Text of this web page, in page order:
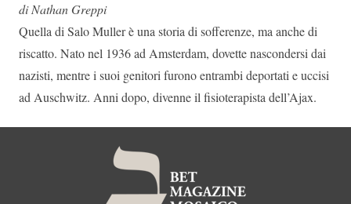
di Nathan Greppi
Quella di Salo Muller è una storia di sofferenze, ma anche di
riscatto. Nato nel 1936 ad Amsterdam, dovette nascondersi dai
nazisti, mentre i suoi genitori furono entrambi deportati e uccisi
ad Auschwitz. Anni dopo, divenne il fisioterapista dell’Ajax.